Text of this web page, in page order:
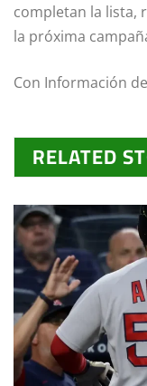
completan la lista,
la próxima
Con Información
RELATED